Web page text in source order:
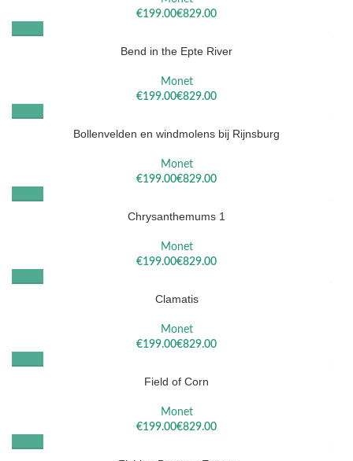
€
€
Bend in the Epte River
Monet
€
€
Bollenvelden en windmolens bij Rijnsburg
Monet
€
€
Chrysanthemums 1
Monet
€
€
Clamatis
Monet
€
€
Field of Corn
Monet
€
€